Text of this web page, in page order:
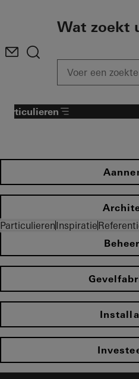
Wat zoekt
ParticulierenInspiratie
Particulieren